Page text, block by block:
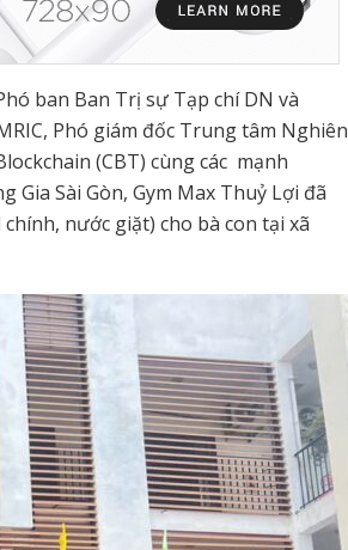
ban Ban Trị sự Tạp chí DN và
Phó giám đốc Trung tâm Nghiên
(CBT) cùng các mạnh
Sài Gòn, Gym Max Thuỷ Lợi đã
nước giặt) cho bà con tại xã